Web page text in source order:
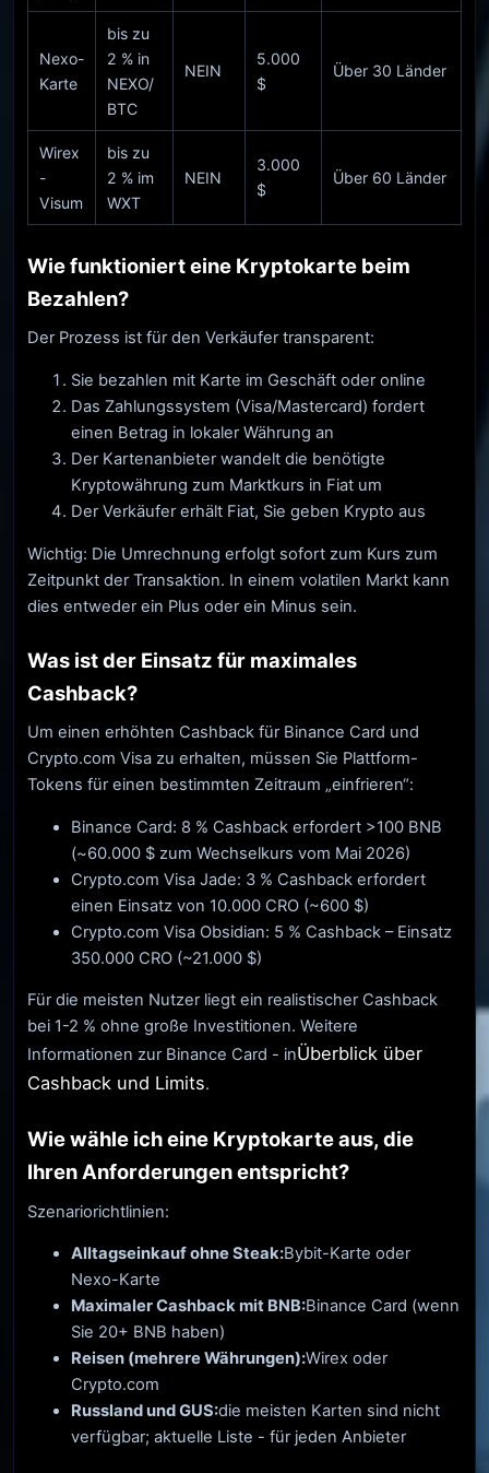
Nexo-
Karte
bis zu
2 % in
NEXO/
BTC
NEIN
5.000
$
Über 30 Länder
Wirex
-
Visum
bis zu
2 % im
WXT
NEIN
3.000
$
Über 60 Länder
Wie funktioniert eine Kryptokarte beim
Bezahlen?
Der Prozess ist für den Verkäufer transparent:
Sie bezahlen mit Karte im Geschäft oder online
Das Zahlungssystem (Visa/Mastercard) fordert
einen Betrag in lokaler Währung an
Der Kartenanbieter wandelt die benötigte
Kryptowährung zum Marktkurs in Fiat um
Der Verkäufer erhält Fiat, Sie geben Krypto aus
Wichtig: Die Umrechnung erfolgt sofort zum Kurs zum
Zeitpunkt der Transaktion. In einem volatilen Markt kann
dies entweder ein Plus oder ein Minus sein.
Was ist der Einsatz für maximales
Cashback?
Um einen erhöhten Cashback für Binance Card und
Crypto.com Visa zu erhalten, müssen Sie Plattform-
Tokens für einen bestimmten Zeitraum „einfrieren“:
Binance Card: 8 % Cashback erfordert >100 BNB
(~60.000 $ zum Wechselkurs vom Mai 2026)
Crypto.com Visa Jade: 3 % Cashback erfordert
einen Einsatz von 10.000 CRO (~600 $)
Crypto.com Visa Obsidian: 5 % Cashback – Einsatz
350.000 CRO (~21.000 $)
Für die meisten Nutzer liegt ein realistischer Cashback
bei 1-2 % ohne große Investitionen. Weitere
Informationen zur Binance Card - inÜberblick über
Cashback und Limits.
Wie wähle ich eine Kryptokarte aus, die
Ihren Anforderungen entspricht?
Szenariorichtlinien:
Alltagseinkauf ohne Steak:Bybit-Karte oder
Nexo-Karte
Maximaler Cashback mit BNB:Binance Card (wenn
Sie 20+ BNB haben)
Reisen (mehrere Währungen):Wirex oder
Crypto.com
Russland und GUS:die meisten Karten sind nicht
verfügbar; aktuelle Liste - für jeden Anbieter